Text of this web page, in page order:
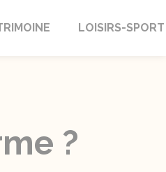
LOISIRS-SPORT
?